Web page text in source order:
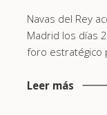
Navas del Rey
Madrid los días
foro estratégico
Leer más